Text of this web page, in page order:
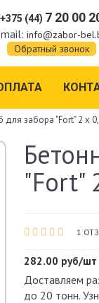
+375 (44) 7 20 00
info@zabor-
Обратный звонок
для забора "Fort" 2 х
"Fort"
1
282.00 руб/шт
Доставляем
до 20 тонн.